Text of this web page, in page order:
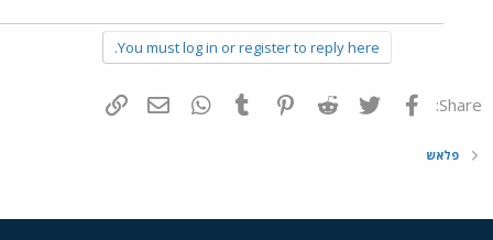
You must log in or register to reply here.
Share: פייסבוק Twitter
Reddit
Pinterest
Tumblr
WhatsAppדואר אלקטרוני
פלאש